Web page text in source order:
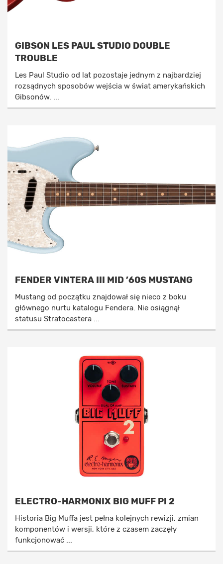
GIBSON LES PAUL STUDIO DOUBLE
TROUBLE
Les Paul Studio od lat pozostaje jednym z najbardziej
rozsądnych sposobów wejścia w świat amerykańskich
Gibsonów. ...
FENDER VINTERA III MID ’60S MUSTANG
Mustang od początku znajdował się nieco z boku
głównego nurtu katalogu Fendera. Nie osiągnął
statusu Stratocastera ...
ELECTRO-HARMONIX BIG MUFF PI 2
Historia Big Muffa jest pełna kolejnych rewizji, zmian
komponentów i wersji, które z czasem zaczęły
funkcjonować ...